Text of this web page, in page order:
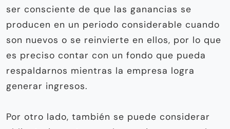
ser consciente de que las ganancias se
producen en un periodo considerable cuando
son nuevos o se reinvierte en ellos, por lo que
es preciso contar con un fondo que pueda
respaldarnos mientras la empresa logra
generar ingresos.
Por otro lado, también se puede considerar